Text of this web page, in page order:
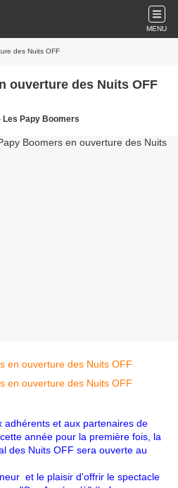
MENU
des Nuits OFF
ouverture des Nuits OFF
Les Papy Boomers
adhérents et aux partenaires de
année pour la première fois, la
des Nuits OFF sera ouverte au
et le plaisir d'offrir le spectacle